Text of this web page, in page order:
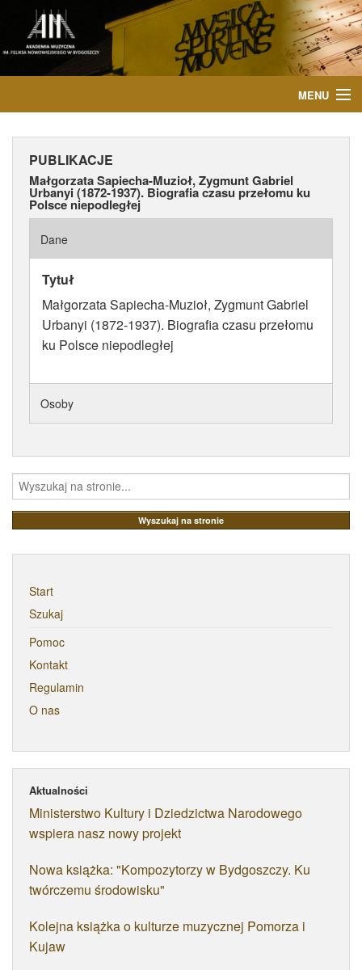
MENU
AKTUALNOŚCI
OSOBY
INSTYTUCJE
WYDARZENIA
PUBLIKACJE
MEDIA
PUBLIKACJE
Małgorzata Sapiecha-Muzioł, Zygmunt Gabriel
Urbanyi (1872-1937). Biografia czasu przełomu ku
Polsce niepodległej
Dane
Tytuł
Małgorzata Sapiecha-Muzioł, Zygmunt Gabriel
Urbanyi (1872-1937). Biografia czasu przełomu
ku Polsce niepodległej
Osoby
Start
Szukaj
Pomoc
Kontakt
Regulamin
O nas
Aktualności
Ministerstwo Kultury i Dziedzictwa Narodowego
wspiera nasz nowy projekt
Nowa książka: "Kompozytorzy w Bydgoszczy. Ku
twórczemu środowisku"
Kolejna książka o kulturze muzycznej Pomorza i
Kujaw